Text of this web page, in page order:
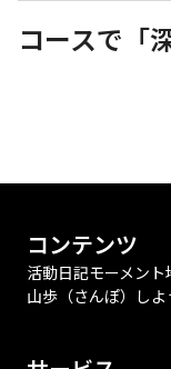
コースで「
コンテンツ
活動日記モーメント
山歩（さんぽ）しよ